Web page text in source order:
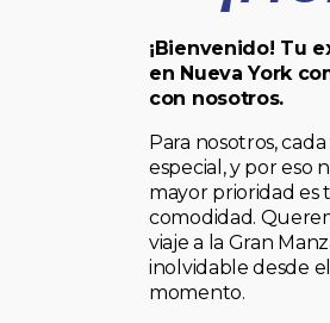
¡Bienvenido! Tu
en Nueva York
con nosotros.
Para nosotros,
especial, y por eso
mayor prioridad es
comodidad.
viaje a la Gran
inolvidable desde
momento.